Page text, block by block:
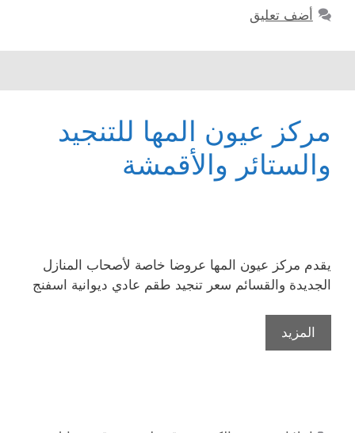
أضف تعليق
مركز عيون المها للتنجيد
والستائر والأقمشة
يقدم مركز عيون المها عروضا خاصة لأصحاب المنازل
الجديدة والقسائم سعر تنجيد طقم عادي ديوانية اسفنج
المزيد